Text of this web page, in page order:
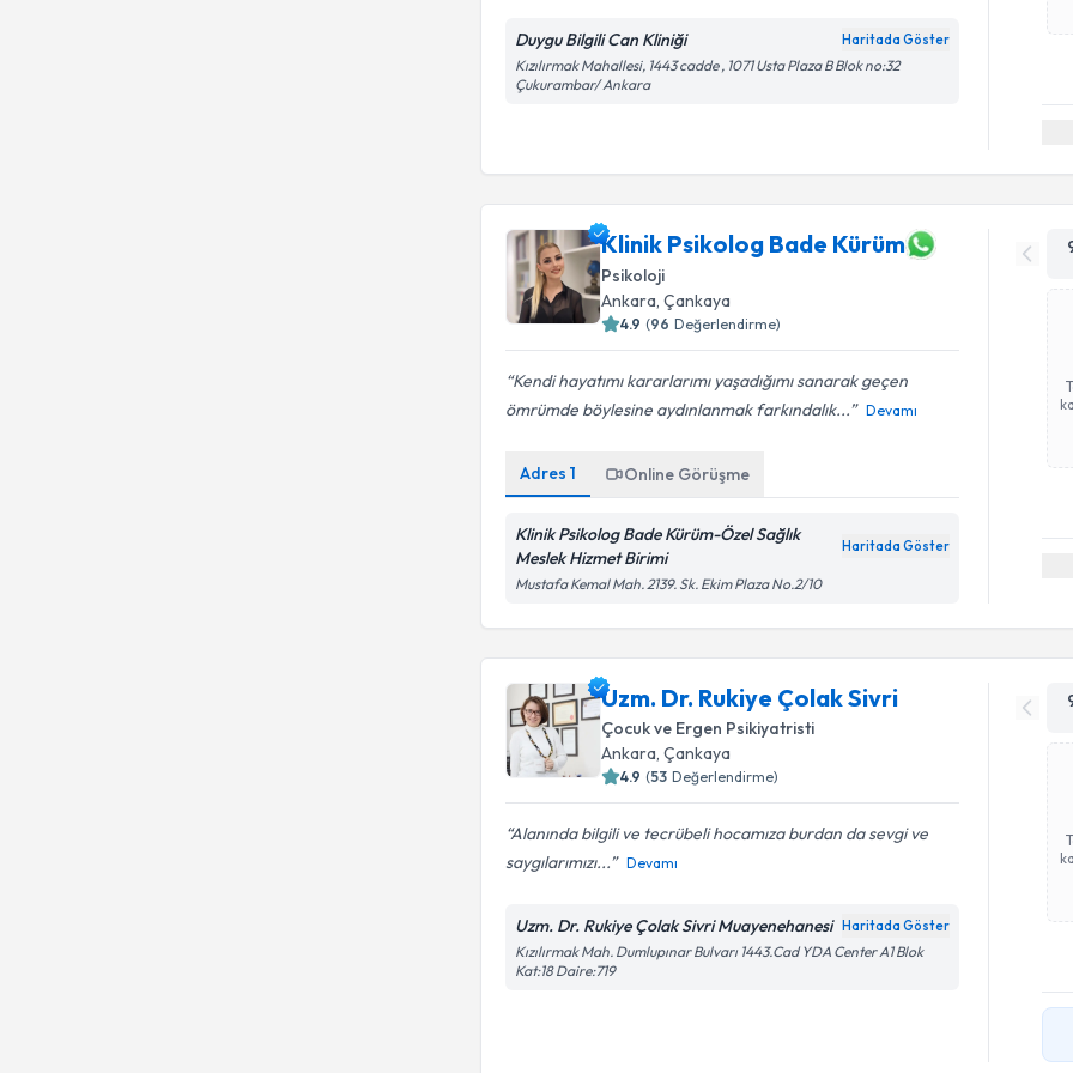
Duygu Bilgili Can Kliniği Haritada Göster
Kızılırmak Mahallesi, 1443 cadde , 1071 Usta Plaza B Blok no:32
Çukurambar/ Ankara
Klinik Psikolog Bade Kürüm
Psikoloji
Ankara , Çankaya
4.9 (96 Değerlendirme)
Kendi hayatımı kararlarımı yaşadığımı sanarak geçen
ömrümde böylesine aydınlanmak farkındalık...
Devamı
Adres1 Online Görüşme
Klinik Psikolog Bade Kürüm-Özel Sağlık
Meslek Hizmet Birimi
Haritada Göster
Mustafa Kemal Mah. 2139. Sk. Ekim Plaza No.2/10
Uzm. Dr. Rukiye Çolak Sivri
Çocuk ve Ergen Psikiyatristi
Ankara , Çankaya
4.9 (53 Değerlendirme)
Alanında bilgili ve tecrübeli hocamıza burdan da sevgi ve
saygılarımızı...
Devamı
Uzm. Dr. Rukiye Çolak Sivri Muayenehanesi Haritada Göster
Kızılırmak Mah. Dumlupınar Bulvarı 1443.Cad YDA Center A1 Blok
Kat:18 Daire:719